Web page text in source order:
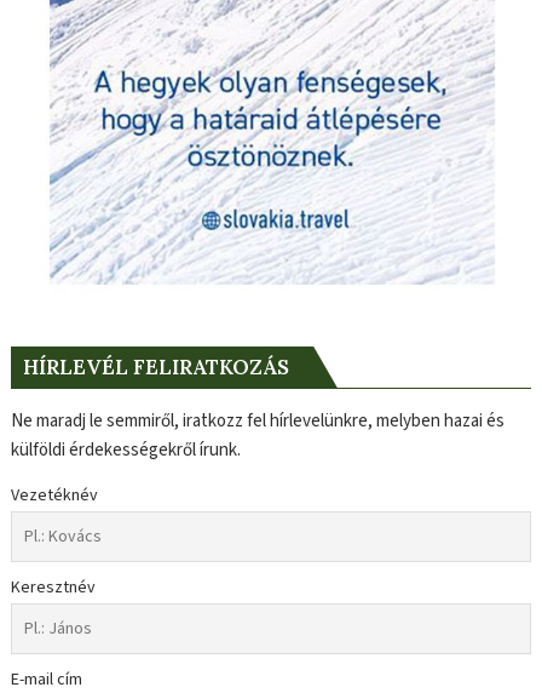
HÍRLEVÉL FELIRATKOZÁS
Ne maradj le semmiről, iratkozz fel hírlevelünkre, melyben hazai és
külföldi érdekességekről írunk.
Vezetéknév
Keresztnév
E-mail cím